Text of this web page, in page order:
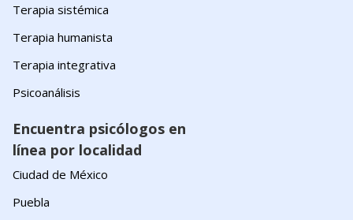
Terapia sistémica
Terapia humanista
Terapia integrativa
Psicoanálisis
Encuentra psicólogos en
línea por localidad
Ciudad de México
Puebla